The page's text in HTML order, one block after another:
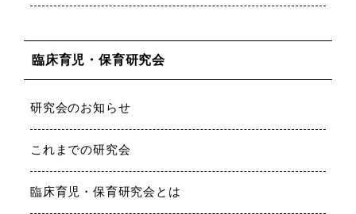
臨床育児・保育研究会
研究会のお知らせ
これまでの研究会
臨床育児・保育研究会とは